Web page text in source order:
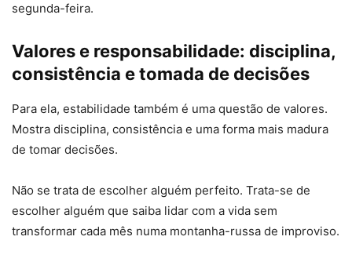
segunda-feira.
Valores e responsabilidade: disciplina,
consistência e tomada de decisões
Para ela, estabilidade também é uma questão de valores.
Mostra disciplina, consistência e uma forma mais madura
de tomar decisões.
Não se trata de escolher alguém perfeito. Trata-se de
escolher alguém que saiba lidar com a vida sem
transformar cada mês numa montanha-russa de improviso.